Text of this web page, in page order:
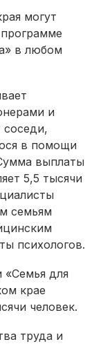
могут
в любом
и
в помощи
выплаты
5,5 тысячи
семьям
психологов.
для
крае
человек.
труда и